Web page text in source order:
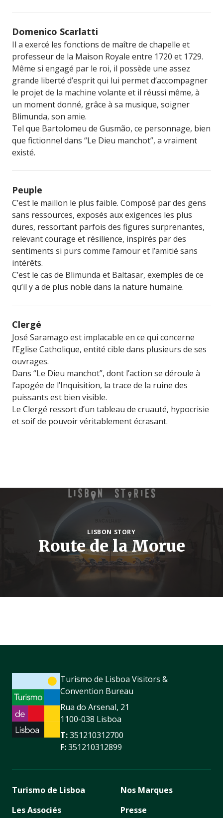
Domenico Scarlatti
Il a exercé les fonctions de maître de chapelle et
professeur de la Maison Royale entre 1720 et 1729.
Même si engagé par le roi, il possède une assez
grande liberté d’esprit qui lui permet d’accompagner
le projet de la machine volante et il réussi même, à
un moment donné, grâce à sa musique, soigner
Blimunda, son amie.
Tel que Bartolomeu de Gusmão, ce personnage, bien
que fictionnel dans “Le Dieu manchot”, a vraiment
existé.
Peuple
C’est le maillon le plus faible. Composé par des gens
sans ressources, exposés aux exigences les plus
dures, ressortant parfois des figures surprenantes,
relevant courage et résilience, inspirés par des
sentiments si purs comme l’amour et l’amitié sans
intérêts.
C’est le cas de Blimunda et Baltasar, exemples de ce
qu’il y a de plus noble dans la nature humaine.
Clergé
José Saramago est implacable en ce qui concerne
l’Eglise Catholique, entité cible dans plusieurs de ses
ouvrages.
Dans “Le Dieu manchot”, dont l’action se déroule à
l’apogée de l’Inquisition, la trace de la ruine des
puissants est bien visible.
Le Clergé ressort d’un tableau de cruauté, hypocrisie
et soif de pouvoir véritablement écrasant.
LISBON STORY
Route de la Morue
Turismo de Lisboa Visitors &
Convention Bureau
Rua do Arsenal, 21
1100-038 Lisboa
T:351210312700
F:351210312899
Turismo de Lisboa
Les Associés
Nos Marques
Presse